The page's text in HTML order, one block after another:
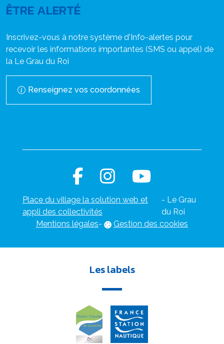
ÊTRE ALERTÉ
Inscrivez-vous à notre système d'Info-alertes pour
recevoir les informations importantes (SMS ou appel) de
la Le Grau du Roi
Renseignez vos coordonnées
Place du village la solution web et
appli des collectivités
- Le Grau
du Roi
Mentions légales- Gestion des cookies
Les labels